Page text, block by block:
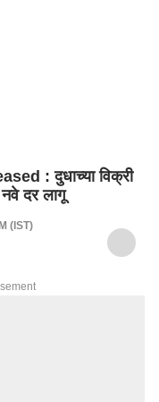
: दुधाच्या विक्री
दर लागू
(IST)